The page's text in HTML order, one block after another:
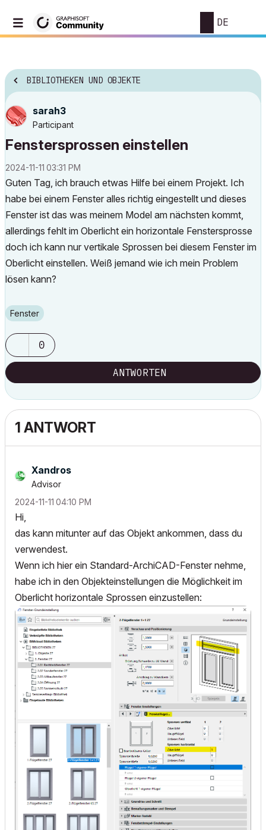
DE
BIBLIOTHEKEN UND OBJEKTE
sarah3
Participant
Fenstersprossen einstellen
‎2024-11-11 03:31 PM
Guten Tag, ich brauch etwas Hilfe bei einem Projekt. Ich
habe bei einem Fenster alles richtig eingestellt und dieses
Fenster ist das was meinem Model am nächsten kommt,
allerdings fehlt im Oberlicht ein horizontale Fenstersprosse
doch ich kann nur vertikale Sprossen bei diesem Fenster im
Oberlicht einstellen. Weiß jemand wie ich mein Problem
lösen kann?
Fenster
0
ANTWORTEN
1 ANTWORT
Xandros
Advisor
‎2024-11-11 04:10 PM
Hi,
das kann mitunter auf das Objekt ankommen, dass du
verwendest.
Wenn ich hier ein Standard-ArchiCAD-Fenster nehme,
habe ich in den Objekteinstellungen die Möglichkeit im
Oberlicht horizontale Sprossen einzustellen: